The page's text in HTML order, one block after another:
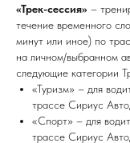
«Трек-сессия» –
течение временного
минут или иное) по
на личном/выбранном
следующие категории
«Туризм» – для
трассе Сириус
«Спорт» – для
трассе Сириус